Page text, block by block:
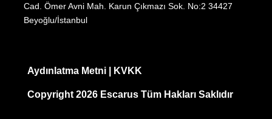
Cad. Ömer Avni Mah. Karun Çıkmazı Sok. No:2 34427
Beyoğlu/İstanbul
Aydınlatma Metni| KVKK
Copyright 2026 Escarus Tüm Hakları Saklıdır